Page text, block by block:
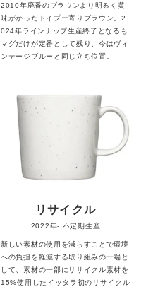
2010年廃番のブラウンより明るく黄
味がかったトイプー寄りブラウン。2
024年ラインナップ生産終了となるも
マグだけが定番として残り、今はヴィ
ンテージブルーと同じ立ち位置。
リサイクル
2022年- 不定期生産
新しい素材の使用を減らすことで環境
への負担を軽減する取り組みの一端と
して、素材の一部にリサイクル素材を
15%使用したイッタラ初のリサイクル